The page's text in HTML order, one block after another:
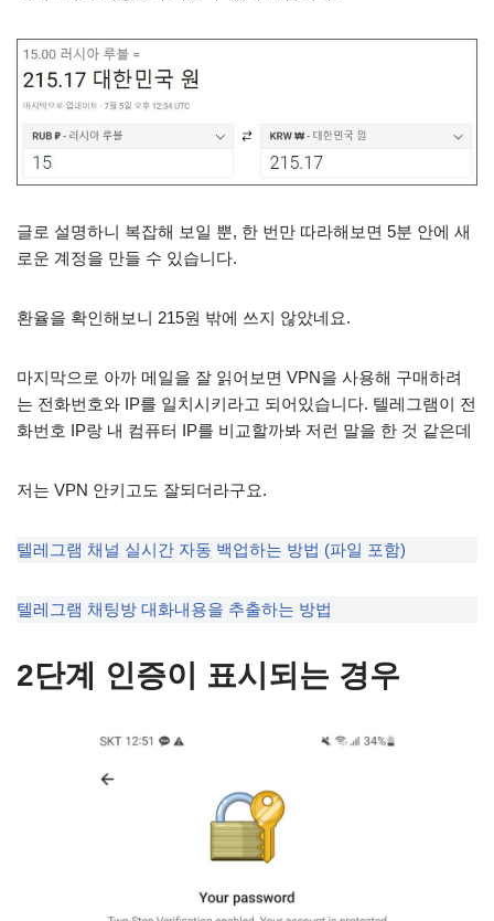
글로 설명하니 복잡해 보일 뿐, 한 번만 따라해보면 5분 안에 새
로운 계정을 만들 수 있습니다.
환율을 확인해보니 215원 밖에 쓰지 않았네요.
마지막으로 아까 메일을 잘 읽어보면 VPN을 사용해 구매하려
는 전화번호와 IP를 일치시키라고 되어있습니다. 텔레그램이 전
화번호 IP랑 내 컴퓨터 IP를 비교할까봐 저런 말을 한 것 같은데
저는 VPN 안키고도 잘되더라구요.
텔레그램 채널 실시간 자동 백업하는 방법 (파일 포함)
텔레그램 채팅방 대화내용을 추출하는 방법
2단계 인증이 표시되는 경우